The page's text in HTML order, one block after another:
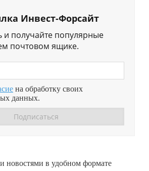
Инвест-Форсайт
получайте популярные
почтовом ящике.
на обработку своих
данных.
новостями в удобном формате